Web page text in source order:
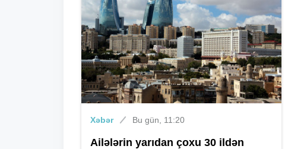
Xəbər Bu gün, 11:20
Ailələrin yarıdan çoxu 30 ildən